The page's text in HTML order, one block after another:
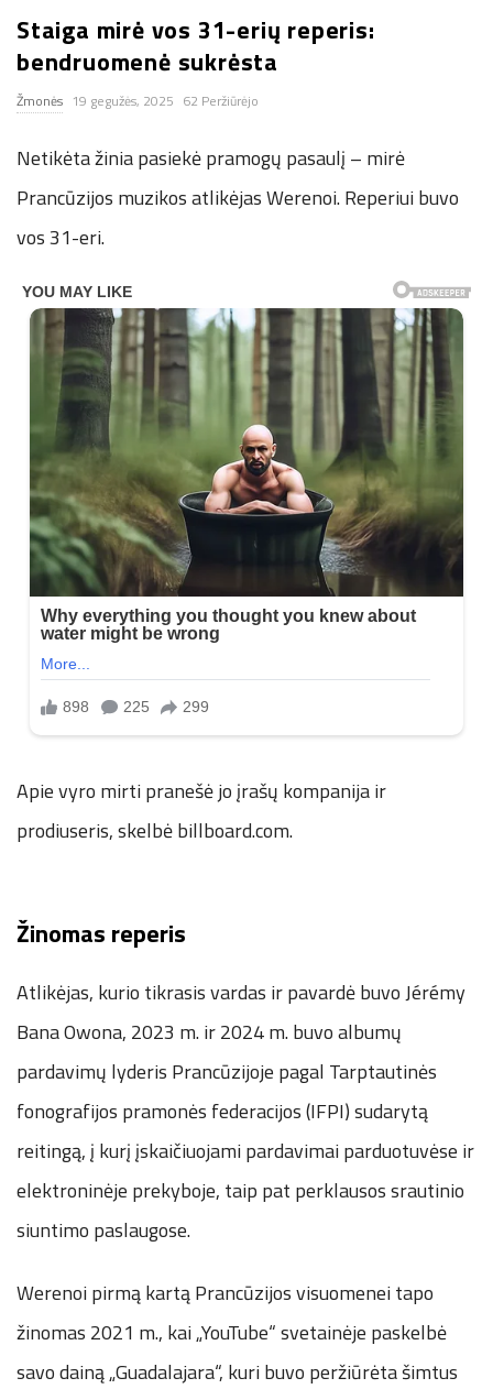
n
.
n
e
t
Staiga mirė vos 31-erių reperis:
bendruomenė sukrėsta
Žmonės 19 gegužės, 2025 62 Peržiūrėjo
Netikėta žinia pasiekė pramogų pasaulį – mirė
Prancūzijos muzikos atlikėjas Werenoi. Reperiui buvo
vos 31-eri.
Apie vyro mirti pranešė jo įrašų kompanija ir
prodiuseris, skelbė billboard.com.
Žinomas reperis
Atlikėjas, kurio tikrasis vardas ir pavardė buvo Jérémy
Bana Owona, 2023 m. ir 2024 m. buvo albumų
pardavimų lyderis Prancūzijoje pagal Tarptautinės
fonografijos pramonės federacijos (IFPI) sudarytą
reitingą, į kurį įskaičiuojami pardavimai parduotuvėse ir
elektroninėje prekyboje, taip pat perklausos srautinio
siuntimo paslaugose.
Werenoi pirmą kartą Prancūzijos visuomenei tapo
žinomas 2021 m., kai „YouTube“ svetainėje paskelbė
savo dainą „Guadalajara“, kuri buvo peržiūrėta šimtus